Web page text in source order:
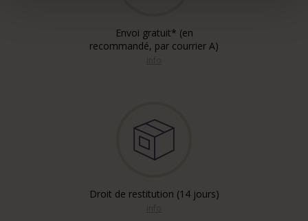
Envoi gratuit* (en
recommandé, par courrier A)
Droit de restitution (14 jours)